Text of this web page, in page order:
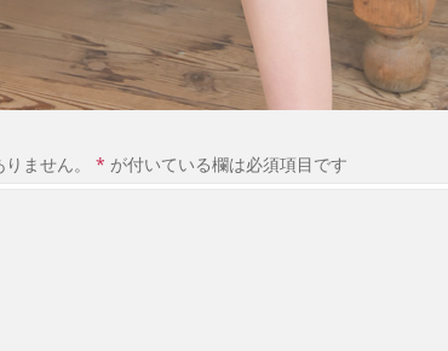
ません。
* が付いている欄は必須項目です